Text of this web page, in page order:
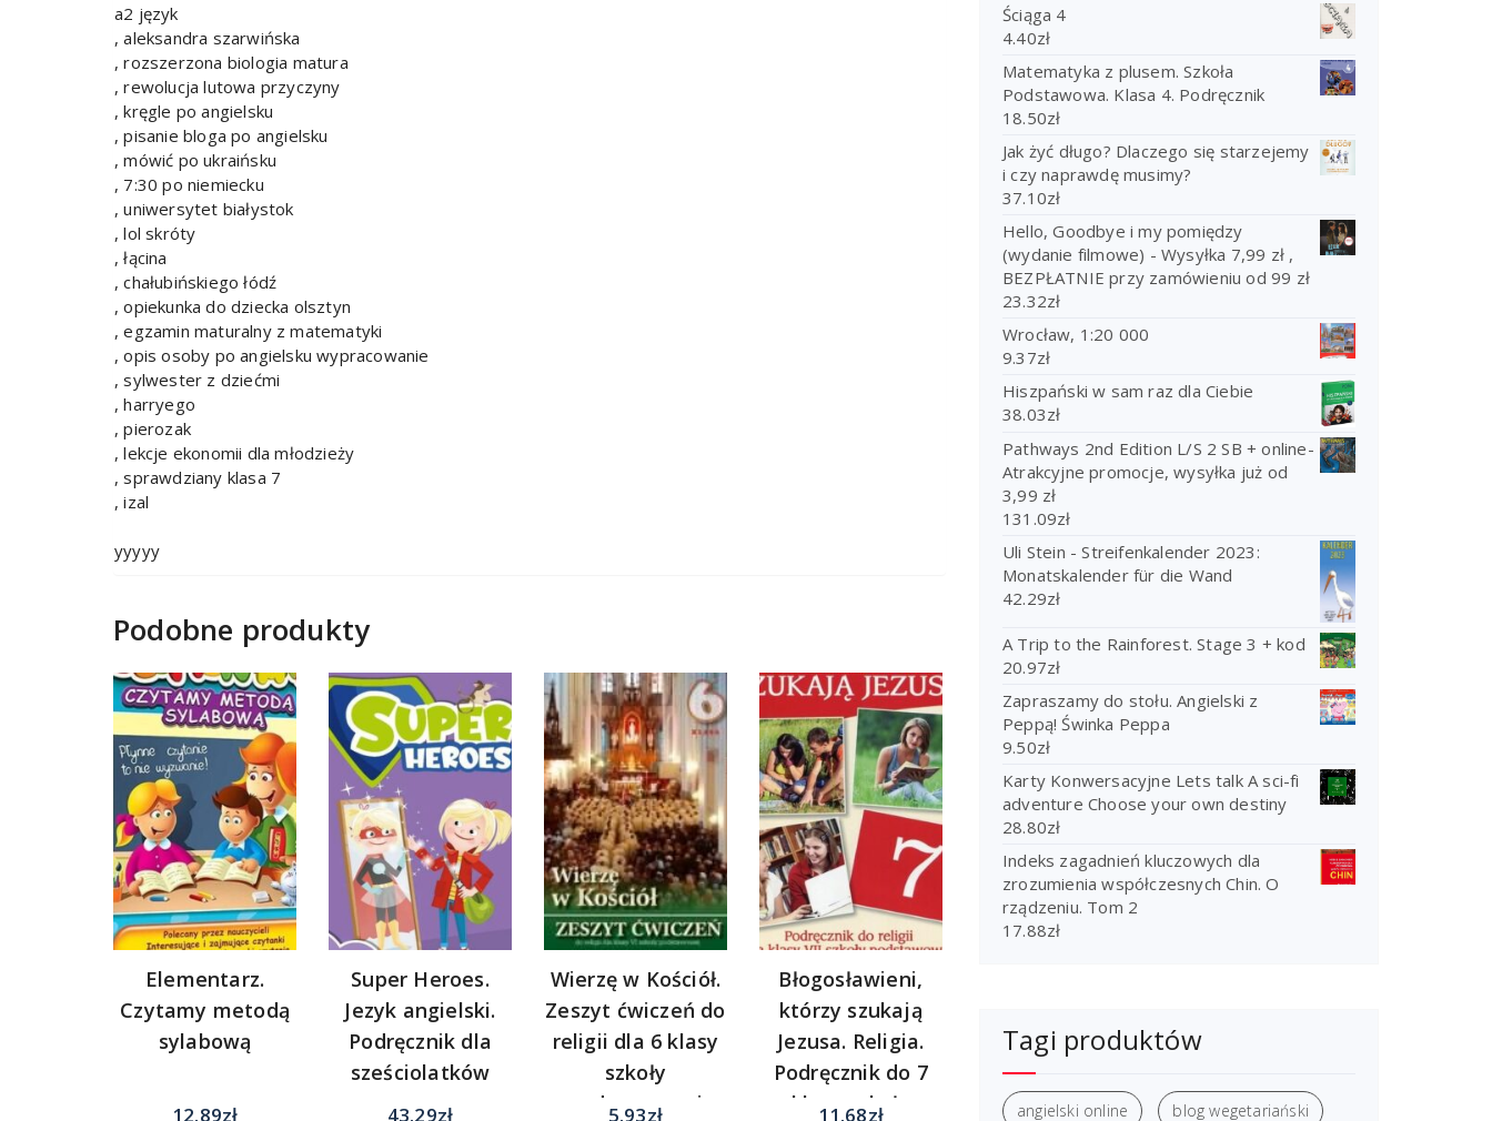
a2 język
, aleksandra szarwińska
, rozszerzona biologia matura
, rewolucja lutowa przyczyny
, kręgle po angielsku
, pisanie bloga po angielsku
, mówić po ukraińsku
, 7:30 po niemiecku
, uniwersytet białystok
, lol skróty
, łącina
, chałubińskiego łódź
, opiekunka do dziecka olsztyn
, egzamin maturalny z matematyki
, opis osoby po angielsku wypracowanie
, sylwester z dziećmi
, harryego
, pierozak
, lekcje ekonomii dla młodzieży
, sprawdziany klasa 7
, izal
yyyyy
Podobne produkty
Elementarz.
Czytamy metodą
sylabową
12.89zł
Super Heroes.
Jezyk angielski.
Podręcznik dla
sześciolatków
43.29zł
Wierzę w Kościół.
Zeszyt ćwiczeń do
religii dla 6 klasy
szkoły
podstawowej
5.93zł
Błogosławieni,
którzy szukają
Jezusa. Religia.
Podręcznik do 7
klasy szkoły
11.68zł
Ściąga 4
4.40zł
Matematyka z plusem. Szkoła
Podstawowa. Klasa 4. Podręcznik
18.50zł
Jak żyć długo? Dlaczego się starzejemy
i czy naprawdę musimy?
37.10zł
Hello, Goodbye i my pomiędzy
(wydanie filmowe) - Wysyłka 7,99 zł ,
BEZPŁATNIE przy zamówieniu od 99 zł
23.32zł
Wrocław, 1:20 000
9.37zł
Hiszpański w sam raz dla Ciebie
38.03zł
Pathways 2nd Edition L/S 2 SB + online-
Atrakcyjne promocje, wysyłka już od
3,99 zł
131.09zł
Uli Stein - Streifenkalender 2023:
Monatskalender für die Wand
42.29zł
A Trip to the Rainforest. Stage 3 + kod
20.97zł
Zapraszamy do stołu. Angielski z
Peppą! Świnka Peppa
9.50zł
Karty Konwersacyjne Lets talk A sci-fi
adventure Choose your own destiny
28.80zł
Indeks zagadnień kluczowych dla
zrozumienia współczesnych Chin. O
rządzeniu. Tom 2
17.88zł
Tagi produktów
angielski online blog wegetariański